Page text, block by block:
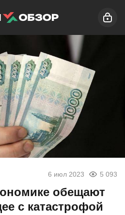
6 июл 2023 5 093
обещают
с катастрофой